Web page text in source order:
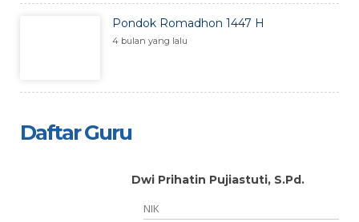
Pondok Romadhon 1447 H
4 bulan yang lalu
Daftar Guru
Dwi Prihatin Pujiastuti, S.Pd.
NIK